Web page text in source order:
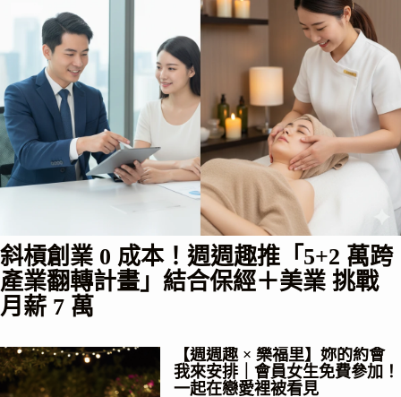
斜槓創業 0 成本！週週趣推「5+2 萬跨
產業翻轉計畫」結合保經＋美業 挑戰
月薪 7 萬
【週週趣 × 樂福里】妳的約會
我來安排｜會員女生免費參加！
一起在戀愛裡被看見